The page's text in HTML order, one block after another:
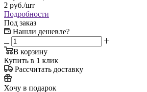
2 руб./шт
Подробности
Под заказ
Нашли дешевле?
В корзину
Купить в 1 клик
Рассчитать доставку
Хочу в подарок